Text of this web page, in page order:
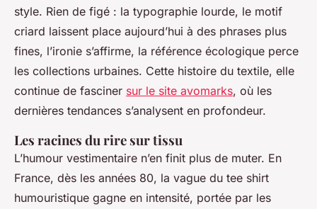
style. Rien de figé : la typographie lourde, le motif
criard laissent place aujourd’hui à des phrases plus
fines, l’ironie s’affirme, la référence écologique perce
les collections urbaines. Cette histoire du textile, elle
continue de fasciner sur le site avomarks, où les
dernières tendances s’analysent en profondeur.
Les racines du rire sur tissu
L’humour vestimentaire n’en finit plus de muter. En
France, dès les années 80, la vague du tee shirt
humouristique gagne en intensité, portée par les